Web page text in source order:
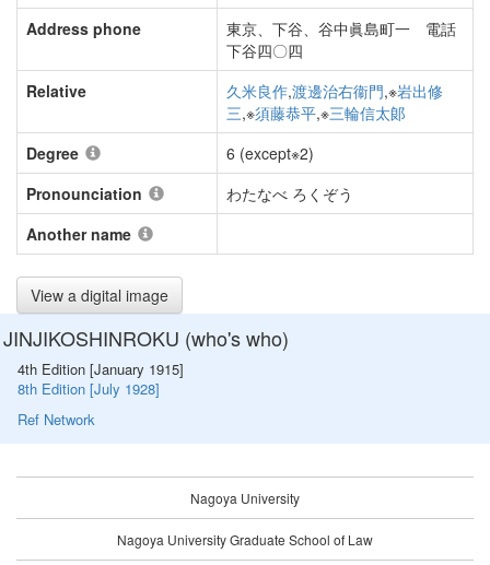
Address phone
東京、下谷、谷中眞島町一 電話
下谷四〇四
Relative
久米良作,渡邊治右衞門,※岩出修
三,※須藤恭平,※三輪信太郞
Degree
6 (except※2)
Pronounciation
わたなべ ろくぞう
Another name
View a digital image
JINJIKOSHINROKU (who's who)
4th Edition [January 1915]
8th Edition [July 1928]
Ref Network
Nagoya University
Nagoya University Graduate School of Law